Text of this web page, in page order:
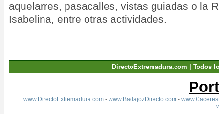
aquelarres, pasacalles, vistas guiadas o la
Isabelina, entre otras actividades.
DirectoExtremadura.com | Todos
www.DirectoExtremadura.com- www.BadajozDirecto.com-